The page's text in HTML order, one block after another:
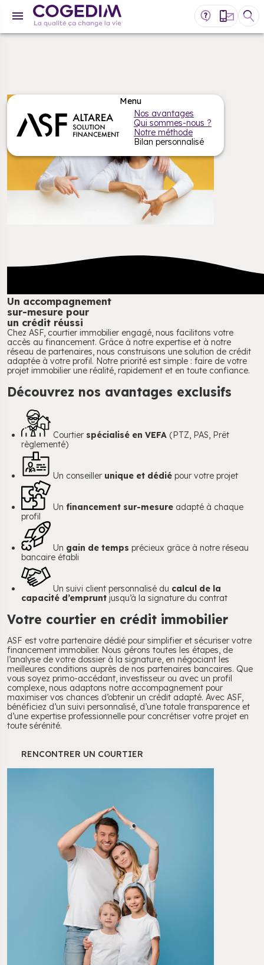
Nos avantages
Qui sommes-nous ?
Notre méthode
Bilan personnalisé
Un accompagnement
sur-mesure pour
un crédit réussi
Chez ASF, courtier immobilier engagé, nous facilitons votre
accès au financement. Grâce à notre expertise et à notre
réseau de partenaires, nous construisons une solution de crédit
adaptée à votre profil. Notre priorité est simple : faire de votre
projet immobilier une réalité, rapidement et en toute confiance.
Découvrez nos avantages exclusifs
Courtier spécialisé en VEFA (PTZ, PAS, Prêt
règlementé)
Un conseiller unique et dédié pour votre projet
Un financement sur-mesure adapté à chaque
profil
Un gain de temps précieux grâce à notre réseau
bancaire établi
Un suivi client personnalisé du calcul de la
capacité d’emprunt jusqu’à la signature du contrat
Votre courtier en crédit immobilier
ASF est votre partenaire dédié pour simplifier et sécuriser votre
financement immobilier. Nous gérons toutes les étapes, de
l’analyse de votre dossier à la signature, en négociant les
meilleures conditions auprès de nos partenaires bancaires. Que
vous soyez primo-accédant, investisseur ou avec un profil
complexe, nous adaptons notre accompagnement pour
maximiser vos chances d’obtenir un crédit adapté. Avec ASF,
bénéficiez d’un suivi personnalisé, d’une totale transparence et
d’une expertise professionnelle pour concrétiser votre projet en
toute sérénité.
RENCONTRER UN COURTIER